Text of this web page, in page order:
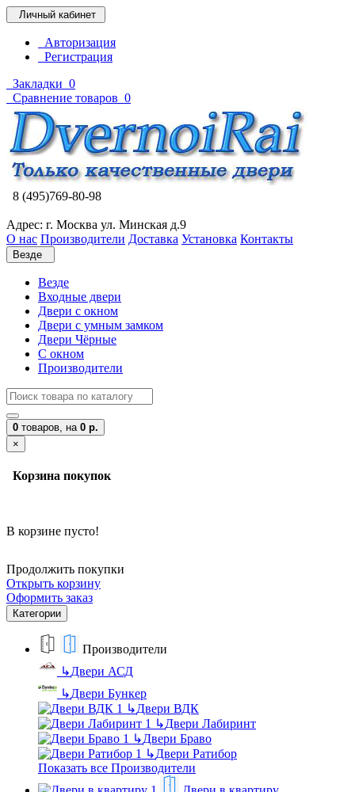
Личный кабинет
Авторизация
Регистрация
Закладки 0
Сравнение товаров 0
8 (495)769-80-98
Адрес: г. Москва ул. Минская д.9
О нас Производители Доставка Установка Контакты
Везде
Везде
Входные двери
Двери с окном
Двери с умным замком
Двери Чёрные
C окном
Производители
0 товаров, на 0 р.
×
Корзина покупок
В корзине пусто!
Продолжить покупки
Открыть корзину
Оформить заказ
Категории
Производители
↳Двери АСД
↳Двери Бункер
↳Двери ВДК
↳Двери Лабиринт
↳Двери Браво
↳Двери Ратибор
Показать все Производители